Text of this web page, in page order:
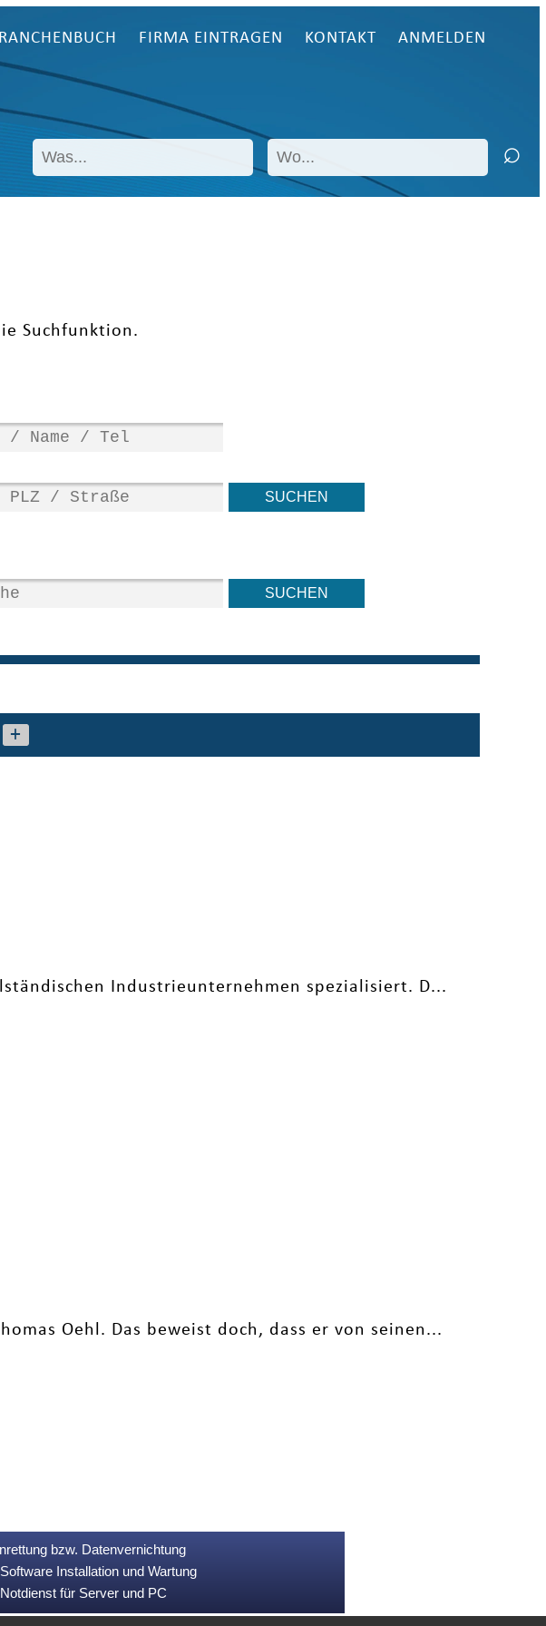
FIRMA EINTRAGEN KONTAKT ANMELDEN
Suchfunktion.
+
Industrieunternehmen spezialisiert. D...
Oehl. Das beweist doch, dass er von seinen...
bzw. Datenvernichtung
Installation und Wartung
für Server und PC